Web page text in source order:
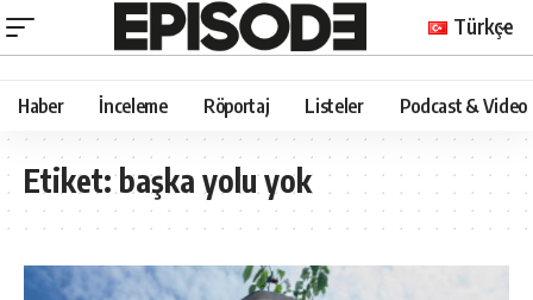
Türkçe
Haber İnceleme Röportaj Listeler Podcast & Video
Etiket:başka yolu yok